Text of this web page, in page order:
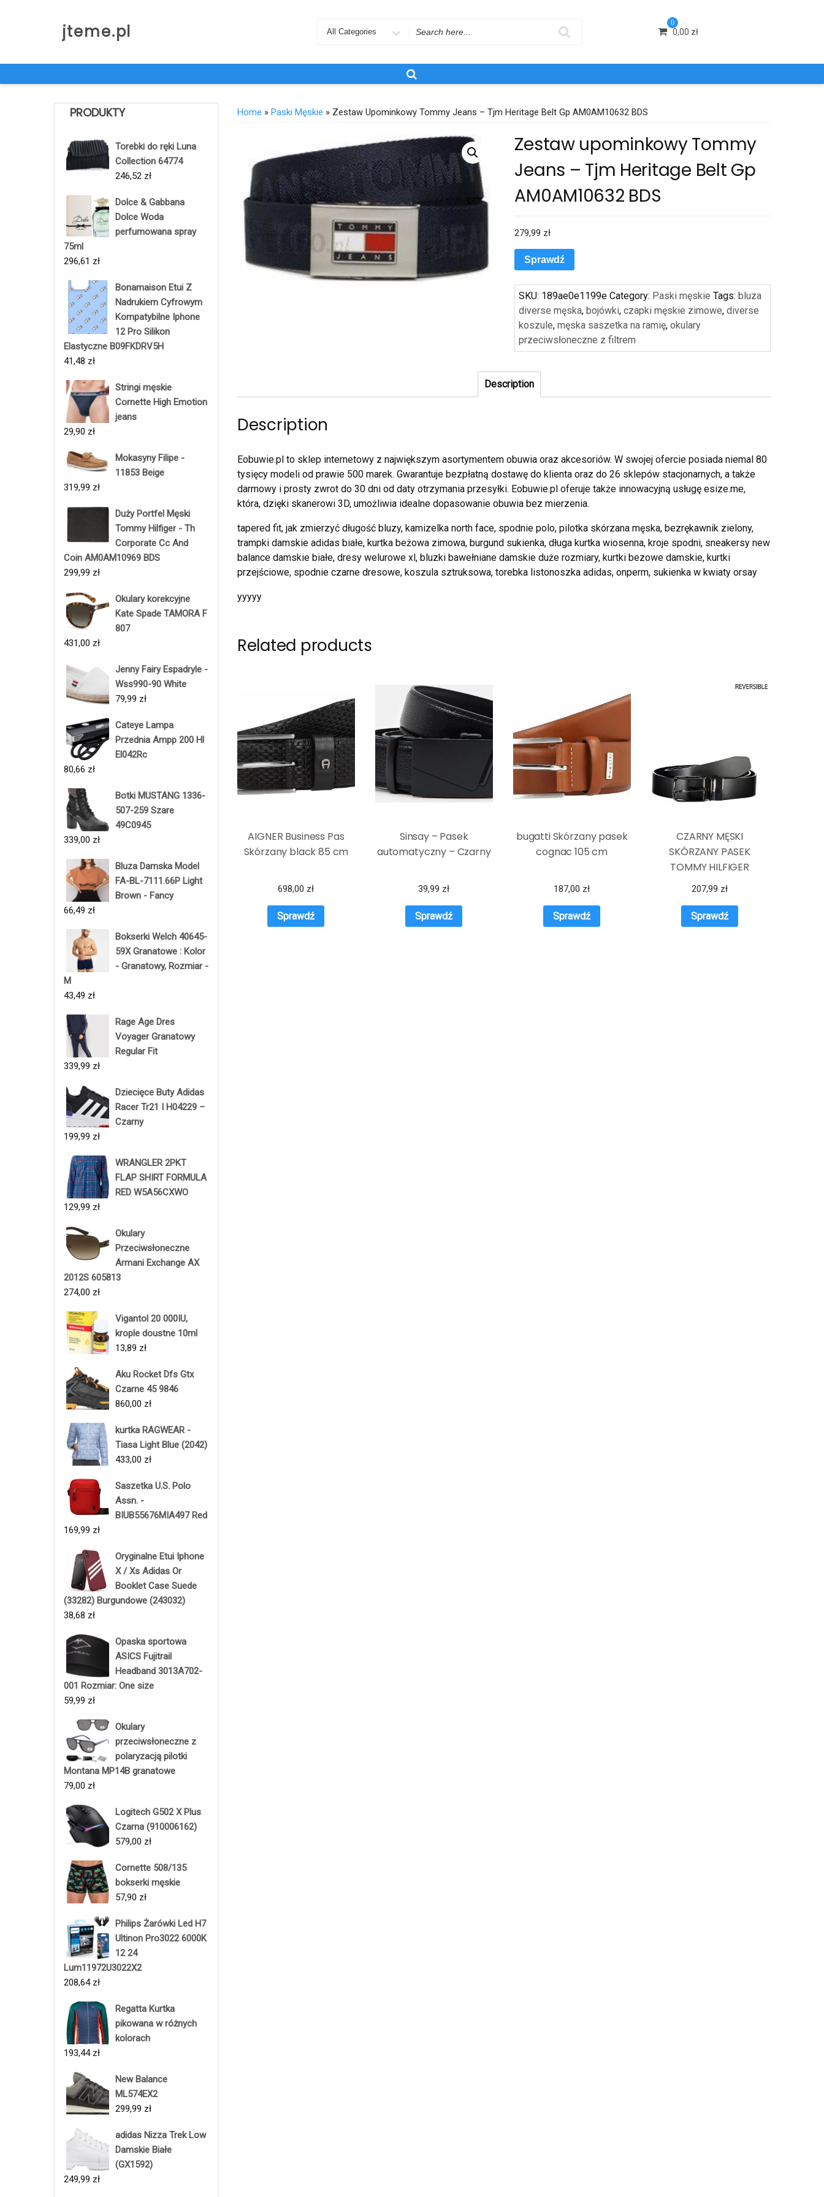
jteme.pl
Search
0
0,00 zł
PRODUKTY
Torebki do ręki Luna
Collection 64774
246,52 zł
Dolce & Gabbana
Dolce Woda
perfumowana spray
75ml
296,61 zł
Bonamaison Etui Z
Nadrukiem Cyfrowym
Kompatybilne Iphone
12 Pro Silikon
Elastyczne B09FKDRV5H
41,48 zł
Stringi męskie
Cornette High Emotion
jeans
29,90 zł
Mokasyny Filipe -
11853 Beige
319,99 zł
Duży Portfel Męski
Tommy Hilfiger - Th
Corporate Cc And
Coin AM0AM10969 BDS
299,99 zł
Okulary korekcyjne
Kate Spade TAMORA F
807
431,00 zł
Jenny Fairy Espadryle -
Wss990-90 White
79,99 zł
Cateye Lampa
Przednia Ampp 200 Hl
El042Rc
80,66 zł
Botki MUSTANG 1336-
507-259 Szare
49C0945
339,00 zł
Bluza Damska Model
FA-BL-7111.66P Light
Brown - Fancy
66,49 zł
Bokserki Welch 40645-
59X Granatowe : Kolor
- Granatowy, Rozmiar -
M
43,49 zł
Rage Age Dres
Voyager Granatowy
Regular Fit
339,99 zł
Dziecięce Buty Adidas
Racer Tr21 I H04229 –
Czarny
199,99 zł
WRANGLER 2PKT
FLAP SHIRT FORMULA
RED W5A56CXWO
129,99 zł
Okulary
Przeciwsłoneczne
Armani Exchange AX
2012S 605813
274,00 zł
Vigantol 20 000IU,
krople doustne 10ml
13,89 zł
Aku Rocket Dfs Gtx
Czarne 45 9846
860,00 zł
kurtka RAGWEAR -
Tiasa Light Blue (2042)
433,00 zł
Saszetka U.S. Polo
Assn. -
BIUB55676MIA497 Red
169,99 zł
Oryginalne Etui Iphone
X / Xs Adidas Or
Booklet Case Suede
(33282) Burgundowe (243032)
38,68 zł
Opaska sportowa
ASICS Fujitrail
Headband 3013A702-
001 Rozmiar: One size
59,99 zł
Okulary
przeciwsłoneczne z
polaryzacją pilotki
Montana MP14B granatowe
79,00 zł
Logitech G502 X Plus
Czarna (910006162)
579,00 zł
Cornette 508/135
bokserki męskie
57,90 zł
Philips Żarówki Led H7
Ultinon Pro3022 6000K
12 24
Lum11972U3022X2
208,64 zł
Regatta Kurtka
pikowana w różnych
kolorach
193,44 zł
New Balance
ML574EX2
299,99 zł
adidas Nizza Trek Low
Damskie Białe
(GX1592)
249,99 zł
Home » Paski Męskie » Zestaw Upominkowy Tommy Jeans – Tjm Heritage Belt Gp AM0AM10632 BDS
Zestaw upominkowy Tommy
Jeans – Tjm Heritage Belt Gp
AM0AM10632 BDS
279,99 zł
Sprawdź
SKU: 189ae0e1199e Category: Paski męskie Tags:bluza
diverse męska,bojówki,czapki męskie zimowe,diverse
koszule,męska saszetka na ramię,okulary
przeciwsłoneczne z filtrem
Description
Description
Eobuwie.pl to sklep internetowy z największym asortymentem obuwia oraz akcesoriów. W swojej ofercie posiada niemal 80
tysięcy modeli od prawie 500 marek. Gwarantuje bezpłatną dostawę do klienta oraz do 26 sklepów stacjonarnych, a także
darmowy i prosty zwrot do 30 dni od daty otrzymania przesyłki. Eobuwie.pl oferuje także innowacyjną usługę esize.me,
która, dzięki skanerowi 3D, umożliwia idealne dopasowanie obuwia bez mierzenia.
tapered fit, jak zmierzyć długość bluzy, kamizelka north face, spodnie polo, pilotka skórzana męska, bezrękawnik zielony,
trampki damskie adidas białe, kurtka beżowa zimowa, burgund sukienka, długa kurtka wiosenna, kroje spodni, sneakersy new
balance damskie białe, dresy welurowe xl, bluzki bawełniane damskie duże rozmiary, kurtki bezowe damskie, kurtki
przejściowe, spodnie czarne dresowe, koszula sztruksowa, torebka listonoszka adidas, onperm, sukienka w kwiaty orsay
yyyyy
Related products
AIGNER Business Pas
Skórzany black 85 cm
698,00 zł
Sprawdź
Sinsay – Pasek
automatyczny – Czarny
39,99 zł
Sprawdź
bugatti Skórzany pasek
cognac 105 cm
187,00 zł
Sprawdź
CZARNY MĘSKI
SKÓRZANY PASEK
TOMMY HILFIGER
207,99 zł
Sprawdź